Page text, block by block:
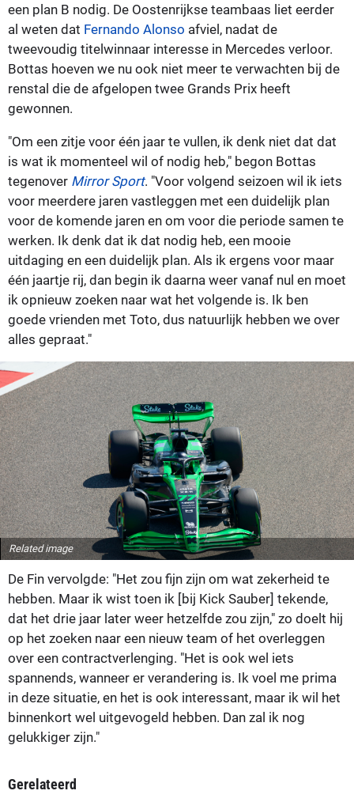
een plan B nodig. De Oostenrijkse teambaas liet eerder
al weten dat Fernando Alonso afviel, nadat de
tweevoudig titelwinnaar interesse in Mercedes verloor.
Bottas hoeven we nu ook niet meer te verwachten bij de
renstal die de afgelopen twee Grands Prix heeft
gewonnen.
"Om een zitje voor één jaar te vullen, ik denk niet dat dat
is wat ik momenteel wil of nodig heb," begon Bottas
tegenover Mirror Sport. "Voor volgend seizoen wil ik iets
voor meerdere jaren vastleggen met een duidelijk plan
voor de komende jaren en om voor die periode samen te
werken. Ik denk dat ik dat nodig heb, een mooie
uitdaging en een duidelijk plan. Als ik ergens voor maar
één jaartje rij, dan begin ik daarna weer vanaf nul en moet
ik opnieuw zoeken naar wat het volgende is. Ik ben
goede vrienden met Toto, dus natuurlijk hebben we over
alles gepraat."
Related image
De Fin vervolgde: "Het zou fijn zijn om wat zekerheid te
hebben. Maar ik wist toen ik [bij Kick Sauber] tekende,
dat het drie jaar later weer hetzelfde zou zijn," zo doelt hij
op het zoeken naar een nieuw team of het overleggen
over een contractverlenging. "Het is ook wel iets
spannends, wanneer er verandering is. Ik voel me prima
in deze situatie, en het is ook interessant, maar ik wil het
binnenkort wel uitgevogeld hebben. Dan zal ik nog
gelukkiger zijn."
Gerelateerd